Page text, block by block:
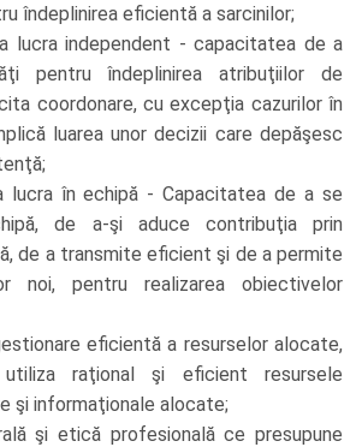
îndeplinirea eficientă a sarcinilor;
lucra independent - capacitatea de a
pentru îndeplinirea atribuţiilor de
coordonare, cu excepţia cazurilor în
luarea unor decizii care depăşesc
lucra în echipă - Capacitatea de a se
de a-şi aduce contribuţia prin
de a transmite eficient şi de a permite
noi, pentru realizarea obiectivelor
eficientă a resurselor alocate,
raţional şi eficient resursele
şi informaţionale alocate;
şi etică profesională ce presupune